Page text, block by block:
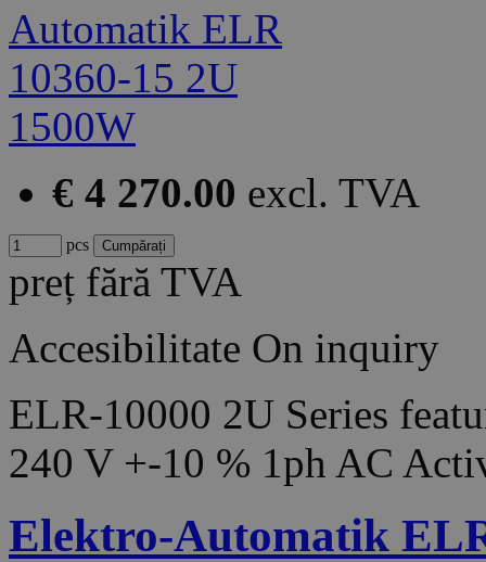
€ 4 270.00 excl. TVA
pcs
preț fără TVA
Accesibilitate On inquiry
ELR-10000 2U Series
240 V +-10 % 1ph AC
Elektro-Automatik